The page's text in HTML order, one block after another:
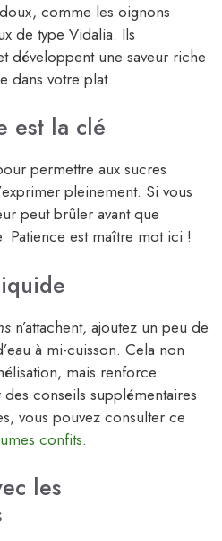
comme les oignons
de type Vidalia. Ils
développent une saveur riche
dans votre plat.
est la clé
permettre aux sucres
pleinement. Si vous
peut brûler avant que
Patience est maître mot ici !
n’attachent, ajoutez un peu de
à mi-cuisson. Cela non
mais renforce
conseils supplémentaires
vous pouvez consulter ce
confits.
les